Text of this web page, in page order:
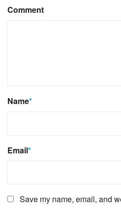
Comment
Name*
Email*
Save my name, email, and